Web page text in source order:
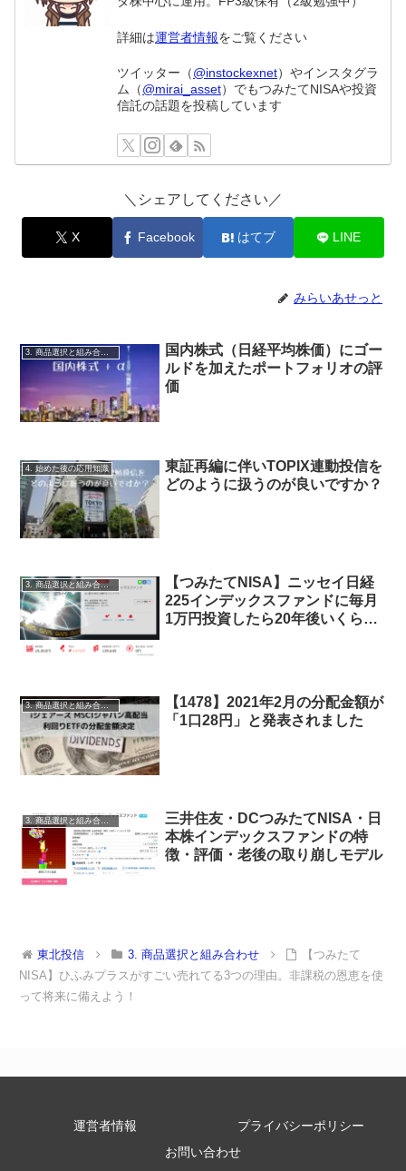
詳細は運営者情報をご覧ください
ツイッター（@instockexnet）やインスタグラ
ム（@mirai_asset）でもつみたてNISAや投資
信託の話題を投稿しています
＼シェアしてください／
X Facebook はてブ LINE
みらいあせっと
3. 商品選択と組み合わせ
国内株式（日経平均株価）にゴー
ルドを加えたポートフォリオの評
価
4. 始めた後の応用知識
東証再編に伴いTOPIX連動投信を
どのように扱うのが良いですか？
3. 商品選択と組み合わせ
【つみたてNISA】ニッセイ日経
225インデックスファンドに毎月
1万円投資したら20年後いくら
3. 商品選択と組み合わせ
【1478】2021年2月の分配金額が
「1口28円」と発表されました
3. 商品選択と組み合わせ
三井住友・DCつみたてNISA・日
本株インデックスファンドの特
徴・評価・老後の取り崩しモデル
東北投信 3. 商品選択と組み合わせ
【つみたて
NISA】ひふみプラスがすごい売れてる3つの理由。非課税の恩恵を使
って将来に備えよう！
運営者情報
プライバシーポリシー
お問い合わせ